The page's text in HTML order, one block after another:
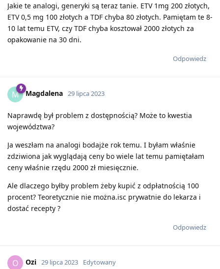
Jakie te analogi, generyki są teraz tanie. ETV 1mg 200 złotych,
ETV 0,5 mg 100 złotych a TDF chyba 80 złotych. Pamiętam te 8-
10 lat temu ETV, czy TDF chyba kosztował 2000 złotych za
opakowanie na 30 dni.
Odpowiedz
M Magdalena 29 lipca 2023
Naprawdę był problem z dostępnością? Może to kwestia
województwa?
Ja weszłam na analogi bodajże rok temu. I byłam właśnie
zdziwiona jak wyglądają ceny bo wiele lat temu pamiętałam
ceny właśnie rzędu 2000 zł miesięcznie.
Ale dlaczego byłby problem żeby kupić z odpłatnością 100
procent? Teoretycznie nie można.isc prywatnie do lekarza i
dostać recepty ?
Odpowiedz
O Ozi 29 lipca 2023 Edytowany